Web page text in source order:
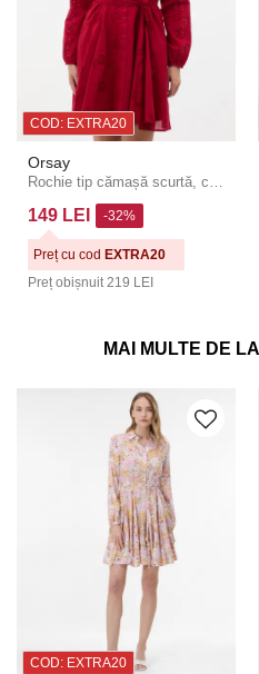
COD: EXTRA20
Orsay
Rochie tip cămașă scurtă, cu croială evazată, roșu ORSAY
149 LEI
Preț obișnuit 219 LEI
-32%
Preț cu cod EXTRA20
MAI MULTE DE
COD: EXTRA20